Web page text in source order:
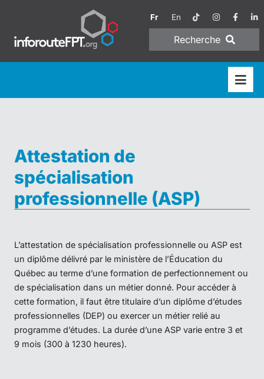
Fr En
Recherche
Attestation de
spécialisation
professionnelle (ASP)
L’attestation de spécialisation professionnelle ou ASP est
un diplôme délivré par le ministère de l’Éducation du
Québec au terme d’une formation de perfectionnement ou
de spécialisation dans un métier donné. Pour accéder à
cette formation, il faut être titulaire d’un diplôme d’études
professionnelles (DEP) ou exercer un métier relié au
programme d’études. La durée d’une ASP varie entre 3 et
9 mois (300 à 1230 heures).